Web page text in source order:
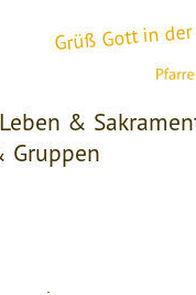
&
Gruppen
Grüß Gott in der
Pfarre Pottendorf-
4, 2486